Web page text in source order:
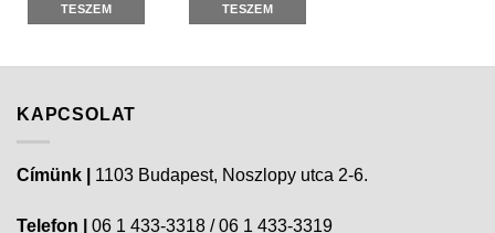
TESZEM TESZEM
KAPCSOLAT
Címünk | 1103 Budapest, Noszlopy utca 2-6.
Telefon | 06 1 433-3318 / 06 1 433-3319